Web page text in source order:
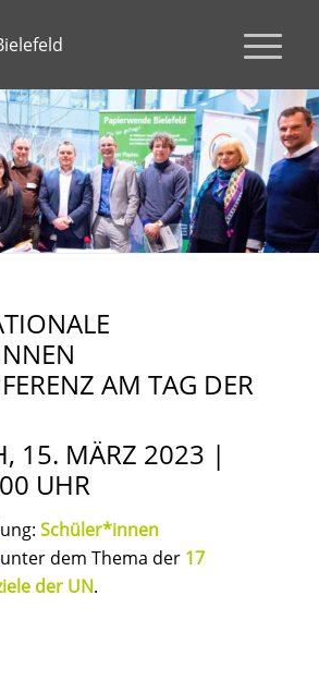
AM TAG DER
15. MÄRZ 2023 |
UHR
Schüler*innen
dem Thema der 17
der UN.